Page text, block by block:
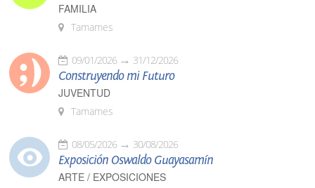
FAMILIA
Tamames
09/01/2026 31/12/2026
Construyendo mi Futuro
JUVENTUD
Tamames
08/05/2026 30/08/2026
Exposición Oswaldo Guayasamín
ARTE / EXPOSICIONES